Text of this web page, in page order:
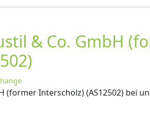
& Co. GmbH
(former Interscholz) (AS12502) bei